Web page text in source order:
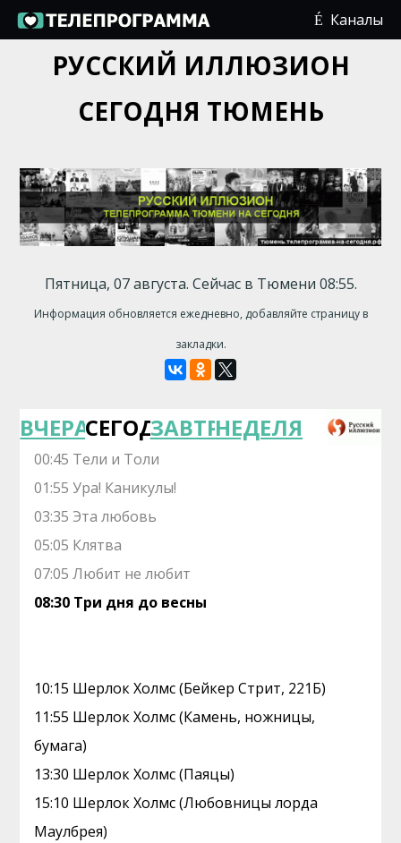
Каналы
РУССКИЙ ИЛЛЮЗИОН
СЕГОДНЯ ТЮМЕНЬ
Пятница, 07 августа. Сейчас в Тюмени 08:55.
Информация обновляется ежедневно, добавляйте страницу в
закладки.
ВЧЕРАСЕГОДНЯЗАВТРАНЕДЕЛЯ
00:45 Тели и Толи
01:55 Ура! Каникулы!
03:35 Эта любовь
05:05 Клятва
07:05 Любит не любит
08:30 Три дня до весны
10:15 Шерлок Холмс (Бейкер Стрит, 221Б)
11:55 Шерлок Холмс (Камень, ножницы,
бумага)
13:30 Шерлок Холмс (Паяцы)
15:10 Шерлок Холмс (Любовницы лорда
Маулбрея)